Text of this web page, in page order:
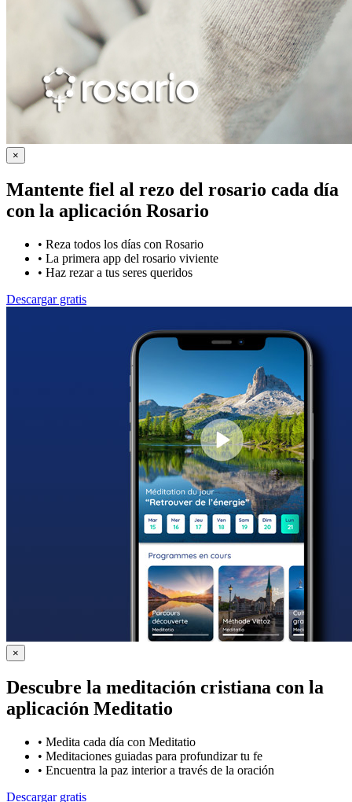
×
Mantente fiel al rezo del rosario cada día
con la aplicación Rosario
• Reza todos los días con Rosario
• La primera app del rosario viviente
• Haz rezar a tus seres queridos
Descargar gratis
×
Descubre la meditación cristiana con la
aplicación Meditatio
• Medita cada día con Meditatio
• Meditaciones guiadas para profundizar tu fe
• Encuentra la paz interior a través de la oración
Descargar gratis